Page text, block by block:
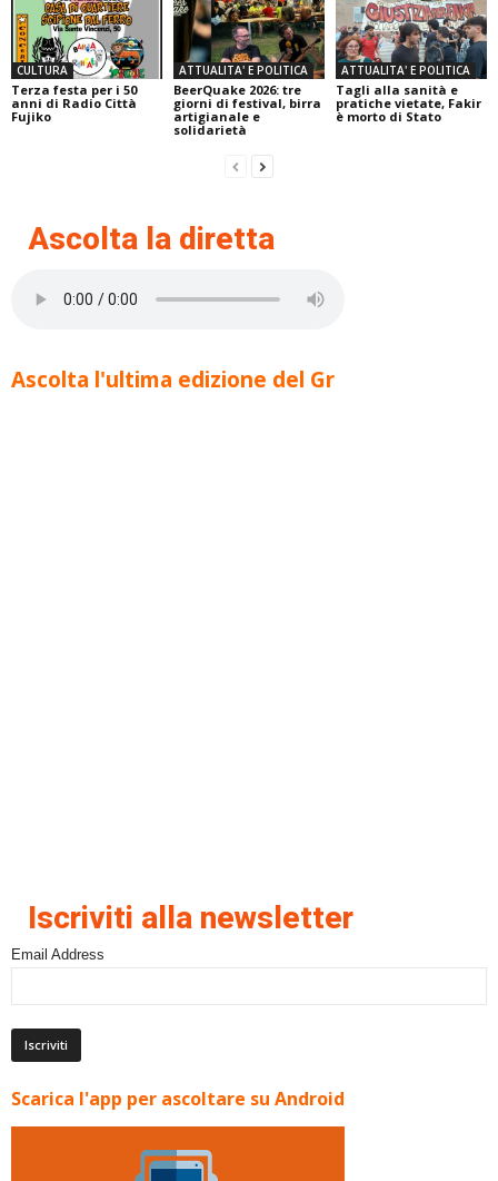
CULTURA
Terza festa per i 50
anni di Radio Città
Fujiko
ATTUALITA' E POLITICA
BeerQuake 2026: tre
giorni di festival, birra
artigianale e
solidarietà
ATTUALITA' E POLITICA
Tagli alla sanità e
pratiche vietate, Fakir
è morto di Stato
Ascolta la diretta
Ascolta l'ultima edizione del Gr
Iscriviti alla newsletter
Email Address
Scarica l'app per ascoltare su Android